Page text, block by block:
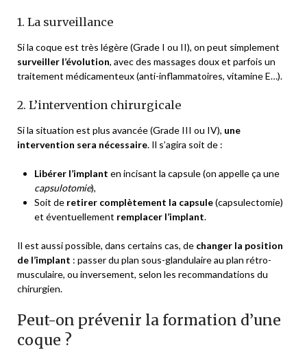
1. La surveillance
Si la coque est très légère (Grade I ou II), on peut simplement
surveiller l’évolution, avec des massages doux et parfois un
traitement médicamenteux (anti-inflammatoires, vitamine E…).
2. L’intervention chirurgicale
Si la situation est plus avancée (Grade III ou IV), une
intervention sera nécessaire. Il s’agira soit de :
Libérer l’implant en incisant la capsule (on appelle ça une
capsulotomie),
Soit de retirer complètement la capsule(capsulectomie)
et éventuellement remplacer l’implant.
Il est aussi possible, dans certains cas, de changer la position
de l’implant : passer du plan sous-glandulaire au plan rétro-
musculaire, ou inversement, selon les recommandations du
chirurgien.
Peut-on prévenir la formation d’une
coque ?